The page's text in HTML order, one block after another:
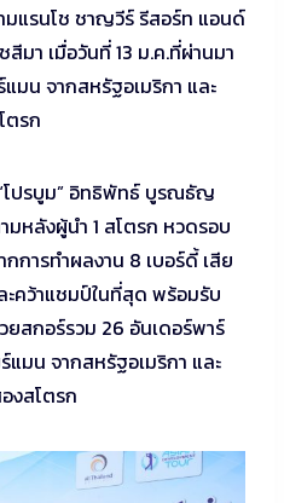
มแรนโช ชาญวีร์ รีสอร์ท แอนด์
มา เมื่อวันที่ 13 ม.ค.ที่ผ่านมา
มน จากสหรัฐอเมริกา และ
ตรก
โปรบูม” อิทธิพัทธ์ บูรณธัญ
หลังผู้นำ 1 สโตรก หวดรอบ
การทำผลงาน 8 เบอร์ดี้ เสีย
คว้าแชมป์ในที่สุด พร้อมรับ
สกอร์รวม 26 อันเดอร์พาร์
แมน จากสหรัฐอเมริกา และ
งสโตรก